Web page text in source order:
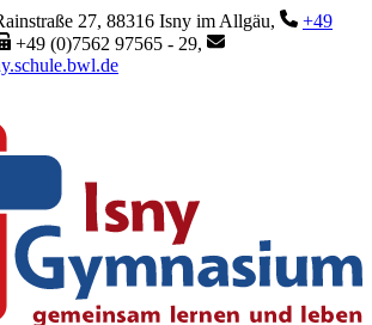
27, 88316 Isny im Allgäu,
+49
+49 (0)7562 97565 - 29,